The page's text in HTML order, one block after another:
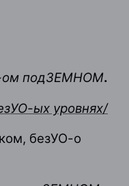
подЗЕМНОМ.
ых уровнях/
безУО-о